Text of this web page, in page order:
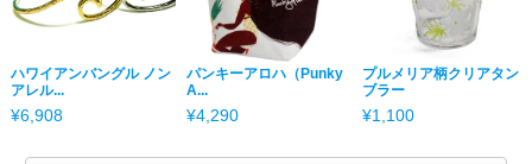
ハワイアンバングル ノン
アレル...
¥6,908
パンキーアロハ（Punky
A...
¥4,290
プルメリア柄クリアタン
ブラー
¥1,100